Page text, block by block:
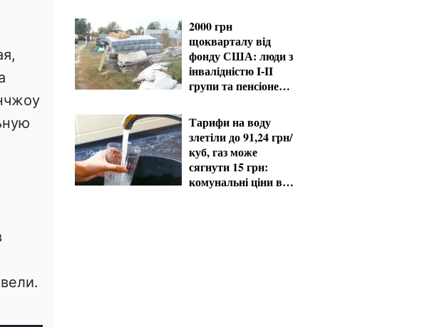
2000 грн
щокварталу від
фонду США: люди з
інвалідністю I-II
групи та пенсіонери
виплати
Тарифи на воду
злетіли до 91,24 грн/
куб, газ може
сягнути 15 грн:
комунальні ціни в